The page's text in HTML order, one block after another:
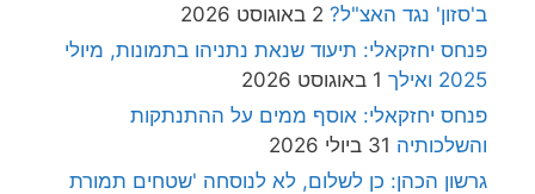
ב'סזון' נגד האצ"ל? 2 באוגוסט 2026
פנחס יחזקאלי: תיעוד שנאת נתניהו בתמונות, מיולי
2025 ואילך
1 באוגוסט 2026
פנחס יחזקאלי: אוסף ממים על ההתנתקות
והשלכותיה 31 ביולי 2026
גרשון הכהן: כן לשלום, לא לנוסחה 'שטחים תמורת